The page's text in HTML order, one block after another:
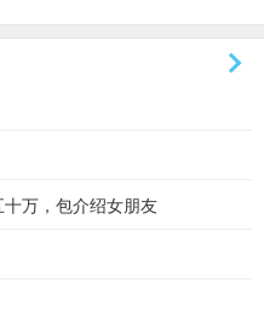
万，包介绍女朋友